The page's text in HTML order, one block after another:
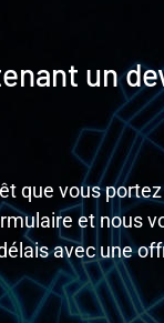
un
que vous
et nous
avec une